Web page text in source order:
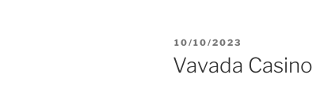
PUBBLICATO
IL
10/10/2023
Vavada Casino